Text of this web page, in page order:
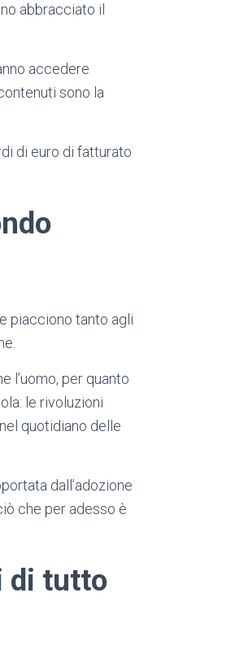
abbracciato il
accedere
sono la
di euro di fatturato
piacciono tanto agli
l’uomo, per quanto
le rivoluzioni
quotidiano delle
dall’adozione
che per adesso è
di tutto